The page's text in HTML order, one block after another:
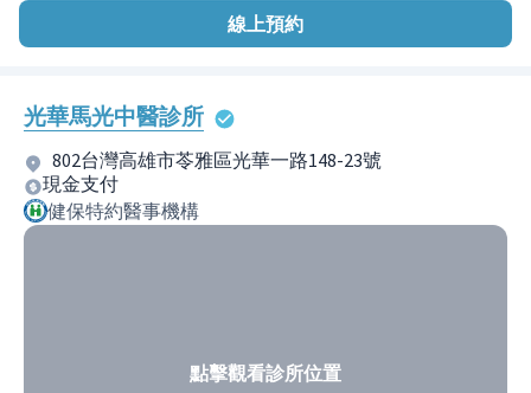
線上預約
光華馬光中醫診所
802台灣高雄市苓雅區光華一路148-23號
現金支付
健保特約醫事機構
點擊觀看診所位置